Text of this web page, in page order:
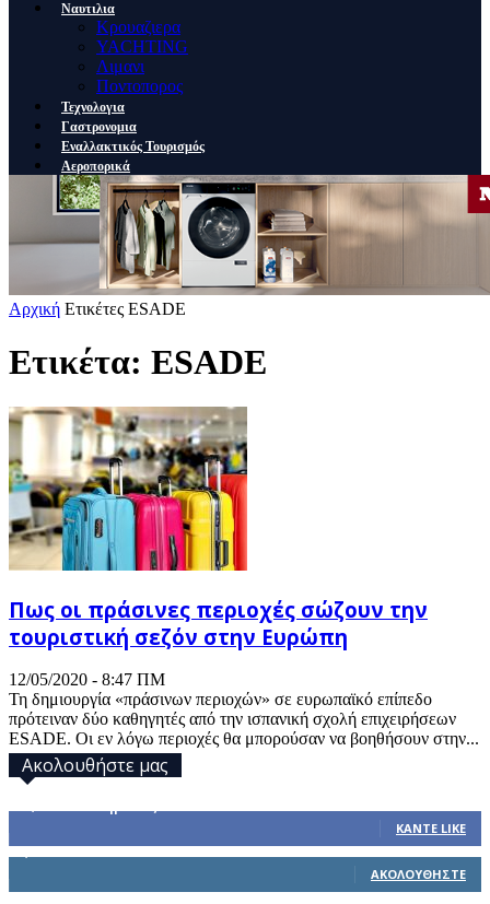
Ναυτιλια
Κρουαζιερα
YACHTING
Λιμανι
Ποντοπορος
Τεχνολογια
Γαστρονομια
Εναλλακτικός Τουρισμός
Αεροπορικά
Αρχική Ετικέτες ESADE
Ετικέτα: ESADE
Πως οι πράσινες περιοχές σώζουν την
τουριστική σεζόν στην Ευρώπη
12/05/2020 - 8:47 ΠΜ
Τη δημιουργία «πράσινων περιοχών» σε ευρωπαϊκό επίπεδο
πρότειναν δύο καθηγητές από την ισπανική σχολή επιχειρήσεων
ESADE. Οι εν λόγω περιοχές θα μπορούσαν να βοηθήσουν στην...
Ακολουθήστε μας
ΚΆΝΤΕ LIKE
ΑΚΟΛΟΥΘΉΣΤΕ